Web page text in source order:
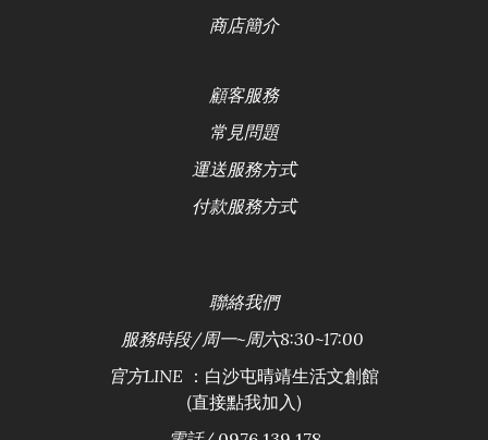
商店簡介
顧客服務
常見問題
運送服務方式
付款服務方式
聯絡我們
服務時段/周一~周六8:30~17:00
官方LINE ：白沙屯晴靖生活文創館
(直接點我加入)